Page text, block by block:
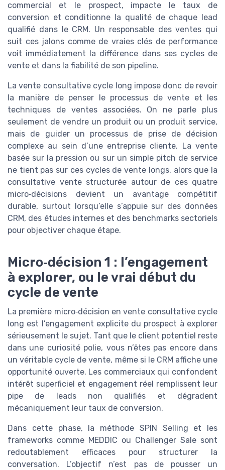
commercial et le prospect, impacte le taux de
conversion et conditionne la qualité de chaque lead
qualifié dans le CRM. Un responsable des ventes qui
suit ces jalons comme de vraies clés de performance
voit immédiatement la différence dans ses cycles de
vente et dans la fiabilité de son pipeline.
La vente consultative cycle long impose donc de revoir
la manière de penser le processus de vente et les
techniques de ventes associées. On ne parle plus
seulement de vendre un produit ou un produit service,
mais de guider un processus de prise de décision
complexe au sein d’une entreprise cliente. La vente
basée sur la pression ou sur un simple pitch de service
ne tient pas sur ces cycles de vente longs, alors que la
consultative vente structurée autour de ces quatre
micro‑décisions devient un avantage compétitif
durable, surtout lorsqu’elle s’appuie sur des données
CRM, des études internes et des benchmarks sectoriels
pour objectiver chaque étape.
Micro‑décision 1 : l’engagement
à explorer, ou le vrai début du
cycle de vente
La première micro‑décision en vente consultative cycle
long est l’engagement explicite du prospect à explorer
sérieusement le sujet. Tant que le client potentiel reste
dans une curiosité polie, vous n’êtes pas encore dans
un véritable cycle de vente, même si le CRM affiche une
opportunité ouverte. Les commerciaux qui confondent
intérêt superficiel et engagement réel remplissent leur
pipe de leads non qualifiés et dégradent
mécaniquement leur taux de conversion.
Dans cette phase, la méthode SPIN Selling et les
frameworks comme MEDDIC ou Challenger Sale sont
redoutablement efficaces pour structurer la
conversation. L’objectif n’est pas de pousser un